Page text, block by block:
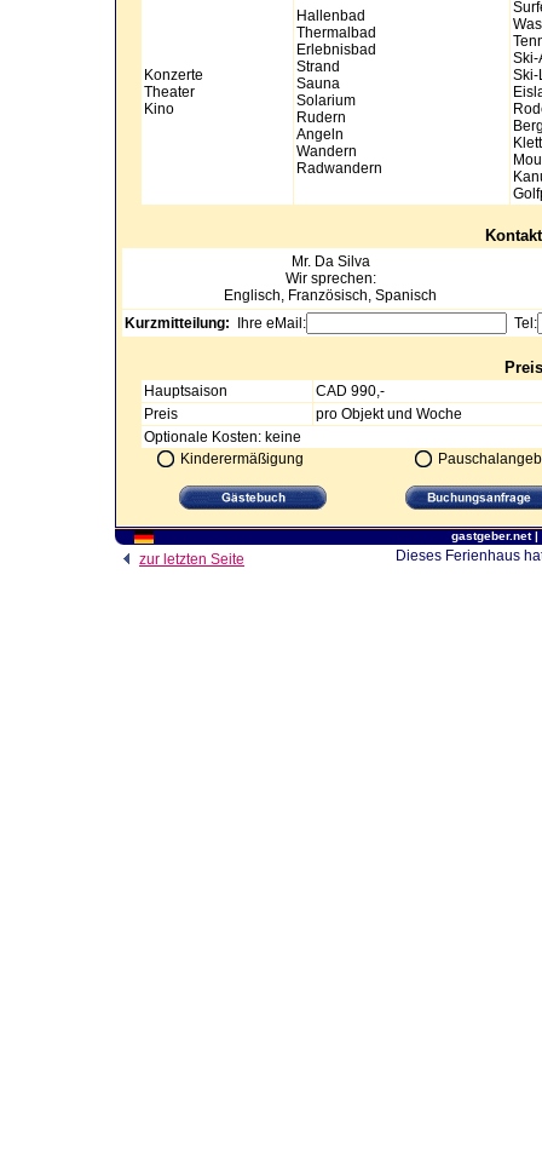
Konzerte
Theater
Kino
Hallenbad
Thermalbad
Erlebnisbad
Strand
Sauna
Solarium
Rudern
Angeln
Wandern
Radwandern
Ski-
Ski-
Mr. Da Silva
Wir sprechen:
Englisch, Französisch, Spanisch
Kurzmitteilung: Ihre eMail: Tel:
Hauptsaison
CAD 990,-
Preis
pro Objekt und Woche
Optionale Kosten: keine
Kinderermäßigung
gastgeber.net|
zur letzten Seite Dieses Ferienhaus